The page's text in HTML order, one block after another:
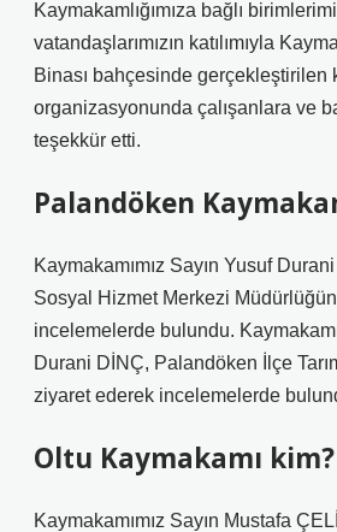
Kaymakamlığımıza bağlı
vatandaşlarımızın katılımıyla
Binası bahçesinde gerçekleştirilen
organizasyonunda çalışanlara ve
teşekkür etti.
Palandöken
Kaymakamımız Sayın Yusuf
Sosyal Hizmet Merkezi
incelemelerde bulundu.
Durani DİNÇ, Palandöken İlçe
ziyaret ederek incelemelerde
Oltu Kaymakamı kim?
Kaymakamımız Sayın Mustafa